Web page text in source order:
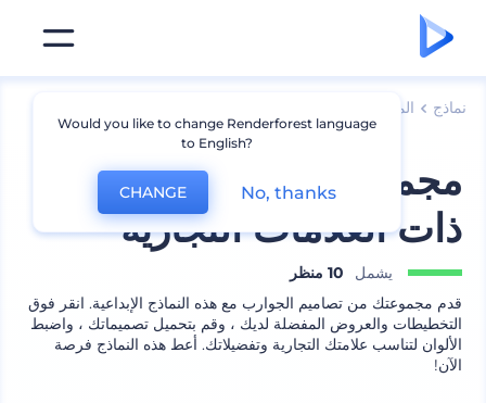
نماذج الملابس
مجموعة نماذج الجوارب
ذات العلامات التجارية
يشمل
10 منظر
قدم مجموعتك من تصاميم الجوارب مع هذه النماذج الإبداعية. انقر فوق
التخطيطات والعروض المفضلة لديك ، وقم بتحميل تصميماتك ، واضبط
الألوان لتناسب علامتك التجارية وتفضيلاتك. أعط هذه النماذج فرصة
الآن!
Would you like to change Renderforest language
to English?
CHANGE No, thanks